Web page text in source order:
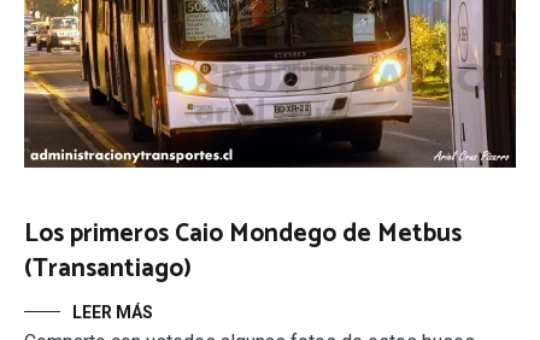
Los primeros Caio Mondego de Metbus
(Transantiago)
LEER MÁS